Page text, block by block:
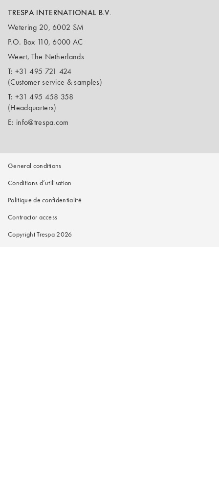
TRESPA INTERNATIONAL B.V.
Wetering 20, 6002 SM
P.O. Box 110, 6000 AC
Weert, The Netherlands
T: +31 495 721 424
(Customer service & samples)
T: +31 495 458 358
(Headquarters)
E: info@trespa.com
General conditions
Conditions d’utilisation
Politique de confidentialité
Contractor access
Copyright Trespa 2026